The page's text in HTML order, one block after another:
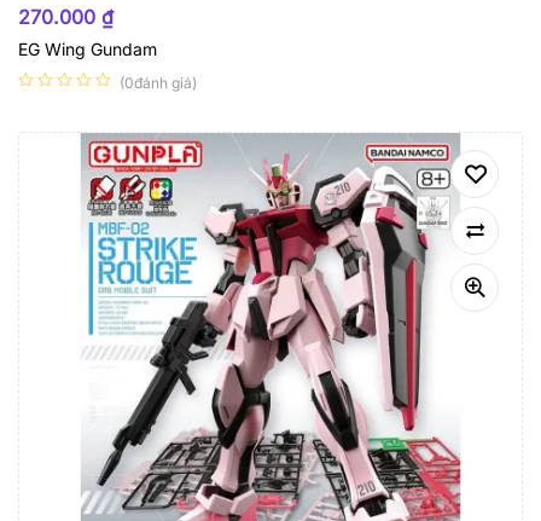
270.000 ₫
EG Wing Gundam
(0đánh giá)